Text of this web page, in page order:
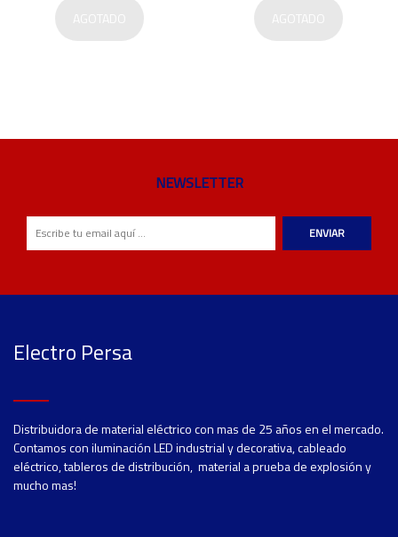
NEWSLETTER
ENVIAR
Electro Persa
Distribuidora de material eléctrico con mas de 25 años en el mercado.
Contamos con iluminación LED industrial y decorativa, cableado
eléctrico, tableros de distribución, material a prueba de explosión y
mucho mas!